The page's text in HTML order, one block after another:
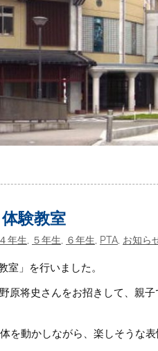
験教室
４年生 ５年生 ６年生 PTA, お知ら
」を行いました。
原将史さんをお招きして、親
動かしながら、楽しそうな表